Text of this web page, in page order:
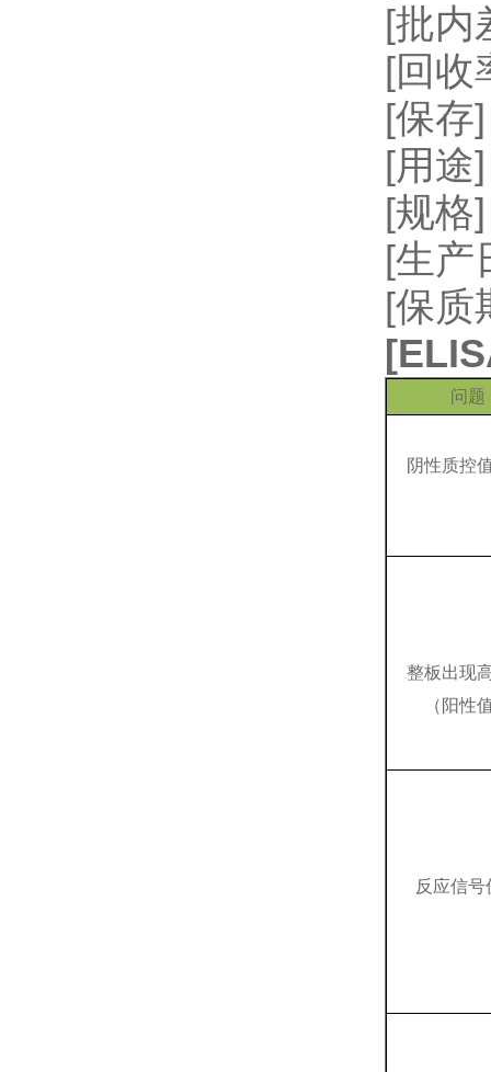
[批内
[回收
[保存
[用途
[规格
[生产
[保
[
问题
阴性质控
整板出现
（阳性
反应信号